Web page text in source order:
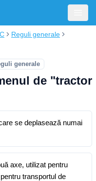
Reguli generale
generale
de "tractor
se deplasează numai
axe, utilizat pentru
transportul de